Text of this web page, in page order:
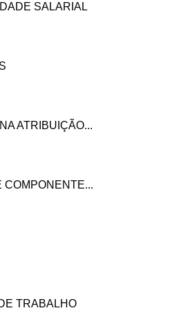
SALARIAL
ATRIBUIÇÃO...
COMPONENTE...
TRABALHO